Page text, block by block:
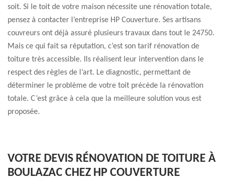
soit. Si le toit de votre maison nécessite une rénovation totale,
pensez à contacter l’entreprise HP Couverture. Ses artisans
couvreurs ont déjà assuré plusieurs travaux dans tout le 24750.
Mais ce qui fait sa réputation, c’est son tarif rénovation de
toiture très accessible. Ils réalisent leur intervention dans le
respect des règles de l’art. Le diagnostic, permettant de
déterminer le problème de votre toit précède la rénovation
totale. C’est grâce à cela que la meilleure solution vous est
proposée.
VOTRE DEVIS RÉNOVATION DE TOITURE À
BOULAZAC CHEZ HP COUVERTURE